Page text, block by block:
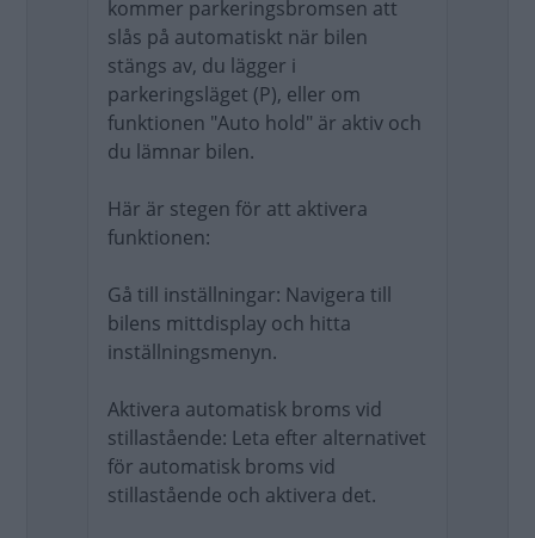
kommer parkeringsbromsen att
slås på automatiskt när bilen
stängs av, du lägger i
parkeringsläget (P), eller om
funktionen "Auto hold" är aktiv och
du lämnar bilen.
Här är stegen för att aktivera
funktionen:
Gå till inställningar: Navigera till
bilens mittdisplay och hitta
inställningsmenyn.
Aktivera automatisk broms vid
stillastående: Leta efter alternativet
för automatisk broms vid
stillastående och aktivera det.